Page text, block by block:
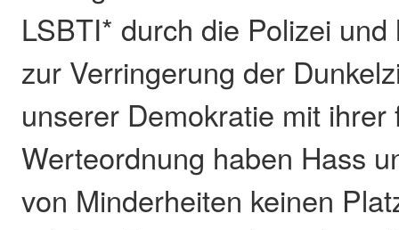
LSBTI* durch die Polizei
zur Verringerung der
unserer Demokratie mit ihrer
Werteordnung haben Hass
von Minderheiten keinen